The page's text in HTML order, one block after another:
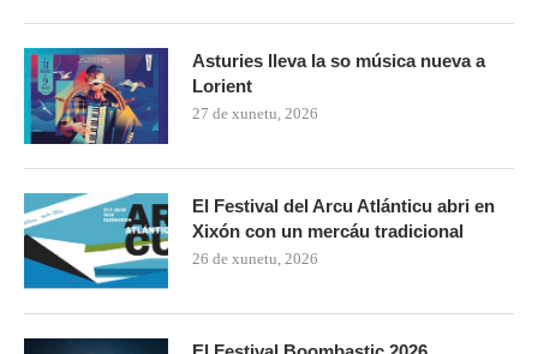
Asturies lleva la so música nueva a
Lorient
27 de xunetu, 2026
El Festival del Arcu Atlánticu abri en
Xixón con un mercáu tradicional
26 de xunetu, 2026